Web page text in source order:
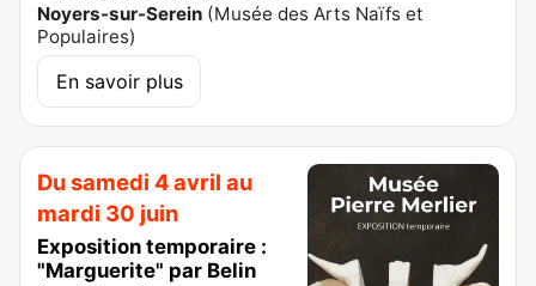
Noyers-sur-Serein (Musée des Arts Naïfs et
Populaires)
En savoir plus
Du samedi 4 avril au
mardi 30 juin
Exposition temporaire :
"Marguerite" par Belin